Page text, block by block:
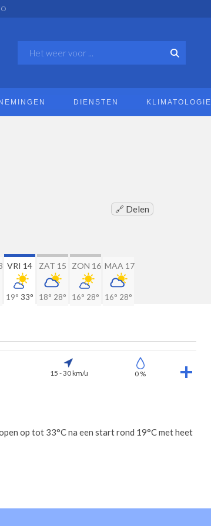
DIENSTEN KLIMATOLOGIE
🔗 Delen
VRI 14
19° 33°
ZAT 15
18° 28°
ZON 16
16° 28°
MAA 17
16° 28°
15 - 30 km/u 0 %
op tot 33°C na een start rond 19°C met heet